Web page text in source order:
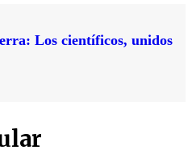
Los científicos, unidos